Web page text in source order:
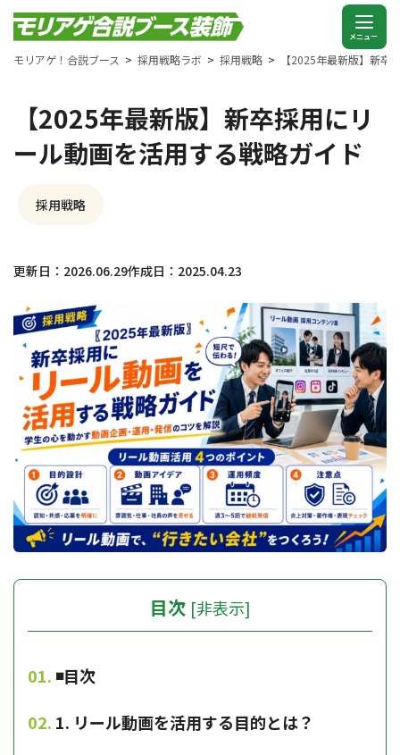
モリアゲ！合説ブース 採用戦略ラボ 採用戦略 【2025年最新版】新卒
【2025年最新版】新卒採用にリ
ール動画を活用する戦略ガイド
採用戦略
更新日：2026.06.29作成日：2025.04.23
目次 [非表示]
◾️目次
1. リール動画を活用する目的とは？